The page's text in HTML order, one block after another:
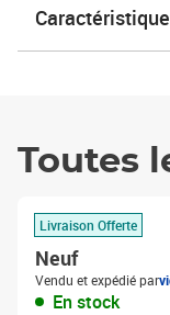
Toutes
Livraison Offerte
Neuf
Vendu et expédié par
En stock